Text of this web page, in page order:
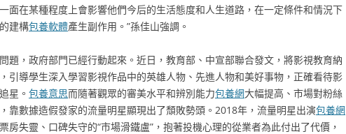
面在某種程度上會影響他們今后的生活態度和人生道路，在一定條件和情況下
建構包養軟體產生副作用。”孫佳山強調。
問題，政府部門已經行動起來。近日，教育部、中宣部聯合發文，將影視教育納
引導學生深入學習影視作品中的英雄人物、先進人物和美好事物，正確看待影
星。 包養意思而隨著觀眾的審美水平和辨別能力包養網大幅提高、市場對粉絲
靠數據造假發家的流量明星顯現出了頹敗勢頭。2018年，流量明星出演包養網
房失靈、口碑失守的“市場滑鐵盧”，抱著投機心理的從業者為此付出了代價，